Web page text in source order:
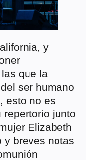
y
que la
ser humano
esto no es
repertorio junto
Elizabeth
y breves notas